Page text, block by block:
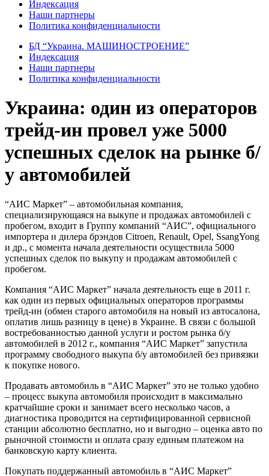
Индекcация
Наши партнеры
Политика конфиденциальности
БД “Украина. МАШИНОСТРОЕНИЕ”
Индекcация
Наши партнеры
Политика конфиденциальности
Украина: один из операторов
трейд-ин провел уже 5000
успешных сделок на рынке б/
у автомобилей
“АИС Маркет” – автомобильная компания,
специализирующаяся на выкупе и продажах автомобилей с
пробегом, входит в Группу компаний “АИС”, официального
импортера и дилера брэндов Citroen, Renault, Opel, SsangYong
и др., с момента начала деятельности осуществила 5000
успешных сделок по выкупу и продажам автомобилей с
пробегом.
Компания “АИС Маркет” начала деятельность еще в 2011 г.
как один из первых официальных операторов программы
трейд-ин (обмен старого автомобиля на новый из автосалона,
оплатив лишь разницу в цене) в Украине. В связи с большой
востребованностью данной услуги и ростом рынка б/у
автомобилей в 2012 г., компания “АИС Маркет” запустила
программу свободного выкупа б/у автомобилей без привязки
к покупке нового.
Продавать автомобиль в “АИС Маркет” это не только удобно
– процесс выкупа автомобиля происходит в максимально
кратчайшие сроки и занимает всего несколько часов, а
диагностика проводится на сертифицированной сервисной
станции абсолютно бесплатно, но и выгодно – оценка авто по
рыночной стоимости и оплата сразу единым платежом на
банковскую карту клиента.
Покупать поддержанный автомобиль в “АИС Маркет”